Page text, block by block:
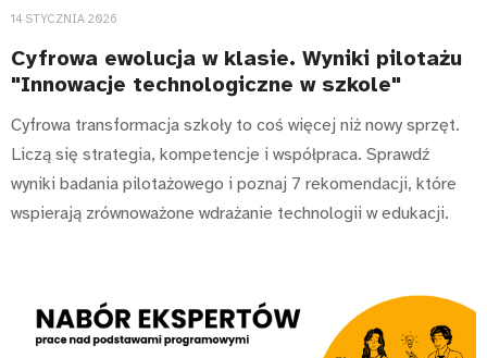
14 STYCZNIA 2026
Cyfrowa ewolucja w klasie. Wyniki pilotażu
"Innowacje technologiczne w szkole"
Cyfrowa transformacja szkoły to coś więcej niż nowy sprzęt.
Liczą się strategia, kompetencje i współpraca. Sprawdź
wyniki badania pilotażowego i poznaj 7 rekomendacji, które
wspierają zrównoważone wdrażanie technologii w edukacji.